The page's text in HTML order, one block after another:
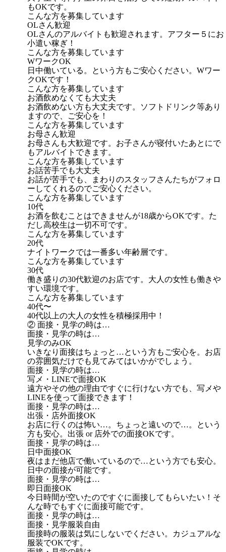
もOKです。
こんな方を募集しています
OLさん歓迎
OLさんのアルバイトも歓迎されます。アフター５にお
小遣い稼ぎ！
こんな方を募集しています
WワークOK
日中働いている。という方もご安心ください。Wワー
クOKです！
こんな方を募集しています
お酒飲めなくても大丈夫
お酒飲めない方も大丈夫です。ソフトドリンク等あり
ますので、ご安心を！
こんな方を募集しています
お母さん歓迎
お母さんも大歓迎です。お子さんが寝付いたあとにで
もアルバイトできます。
こんな方を募集しています
お話苦手でも大丈夫
お話が苦手でも、まわりのスタッフさんたちがフォロ
ーしてくれるのでご安心ください。
こんな方を募集しています
10代
お酒を飲むことはできませんが18歳からOKです。た
だし高校生は一切不可です。
こんな方を募集しています
20代
ナイトワークでは一番多い年齢層です。
こんな方を募集しています
30代
働き盛りの30代歓迎のお店です。大人の女性も働きや
すい環境です。
こんな方を募集しています
40代〜
40代以上の大人の女性を積極採用中！
② 面接・見学の時は…
面接・見学の時は…
見学のみOK
いきなり面接はちょっと…という方もご安心を。お店
の雰囲気だけでも見てみてはいかがでしょう。
面接・見学の時は…
写メ・LINEで面接OK
遠方やその他の理由ですぐに行けない方でも、写メや
LINEを使って面接できます！
面接・見学の時は…
出張・店外面接OK
お店に行くのは怖い…。ちょっと遠いので…。という
方も安心。出張 or 店外での面接OKです。
面接・見学の時は…
日中面接OK
夜はまだ他店で働いているので…という方でも安心。
日中の面接が可能です。
面接・見学の時は…
即日面接OK
今日時間が空いたのですぐに面接してもらいたい！そ
んな時でもすぐに面接可能です。
面接・見学の時は…
面接・見学服装自由
面接時の服装は気にしないでください。カジュアルな
服装でOKです。